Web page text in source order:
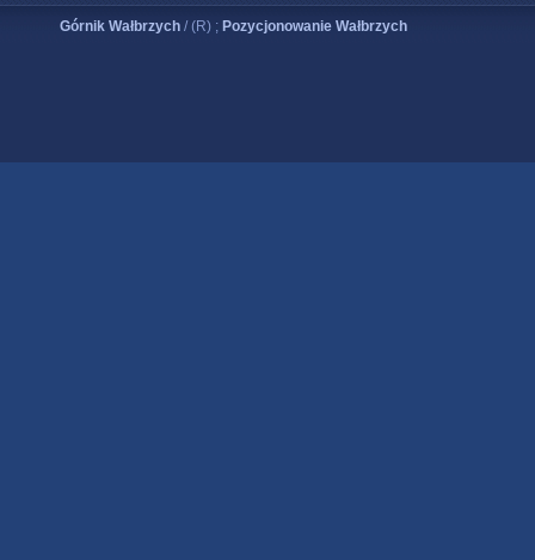
Górnik Wałbrzych / (R) ; Pozycjonowanie Wałbrzych